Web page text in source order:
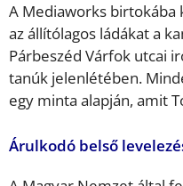
A Mediaworks
az állítólagos ládákat a
Párbeszéd Várfok utcai
tanúk jelenlétében.
egy minta alapján, amit
Árulkodó belső